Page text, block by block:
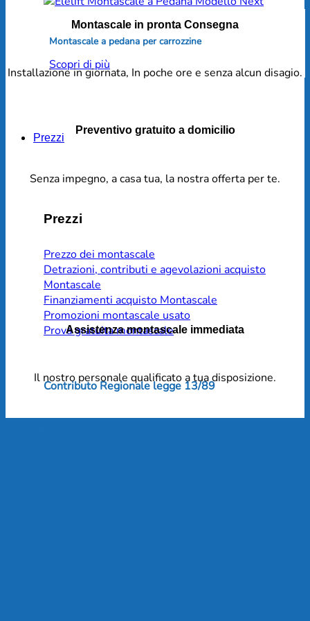
Montascale a pedana per carrozzine
Scopri di più
Prezzi
Prezzi
Prezzo dei montascale
Detrazioni, contributi e agevolazioni acquisto
Montascale
Finanziamenti acquisto Montascale
Promozioni montascale usato
Prova gratuita montascale
Contributo Regionale legge 13/89
Montascale in pronta Consegna
Installazione in giornata, In poche ore e senza alcun disagio.
Preventivo gratuito a domicilio
Senza impegno, a casa tua, la nostra offerta per te.
Assistenza montascale immediata
Il nostro personale qualificato a tua disposizione.